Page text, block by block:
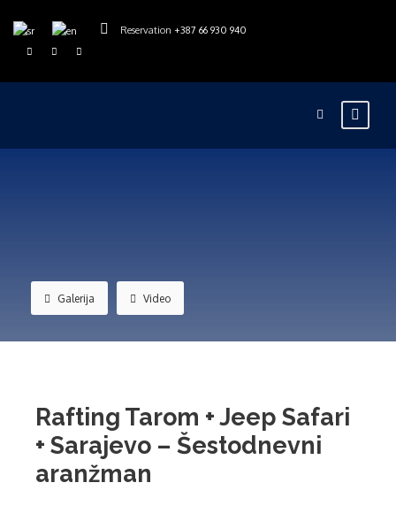
Reservation +387 66 930 940
Galerija Video
Rafting Tarom + Jeep Safari
+ Sarajevo – Šestodnevni
aranžman